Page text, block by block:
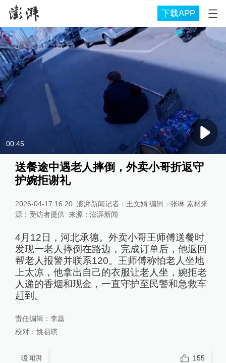
下载APP
00:45
送餐途中遇老人摔倒，外卖小哥折返守
护婉拒谢礼
2026-04-17 16:20 澎湃新闻记者：王文娟 编辑：张琳 素材来
源：受访者提供 来源： 澎湃新闻
4月12日，河北承德。外卖小哥王师傅送餐时
发现一老人摔倒在路边，完成订单后，他返回
帮老人报警并联系120。王师傅称怕老人坐地
上太凉，他拿出自己的衣服让老人坐，婉拒老
人递的香烟和现金，一直守护至民警和急救车
赶到。
责任编辑： 李蕊
校对： 姚易琪
暖闻湃 155